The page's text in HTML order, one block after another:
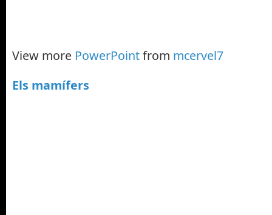
View more PowerPointfrom mcervel7
Els mamífers